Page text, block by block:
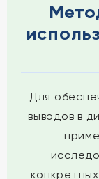
Для
выводов в